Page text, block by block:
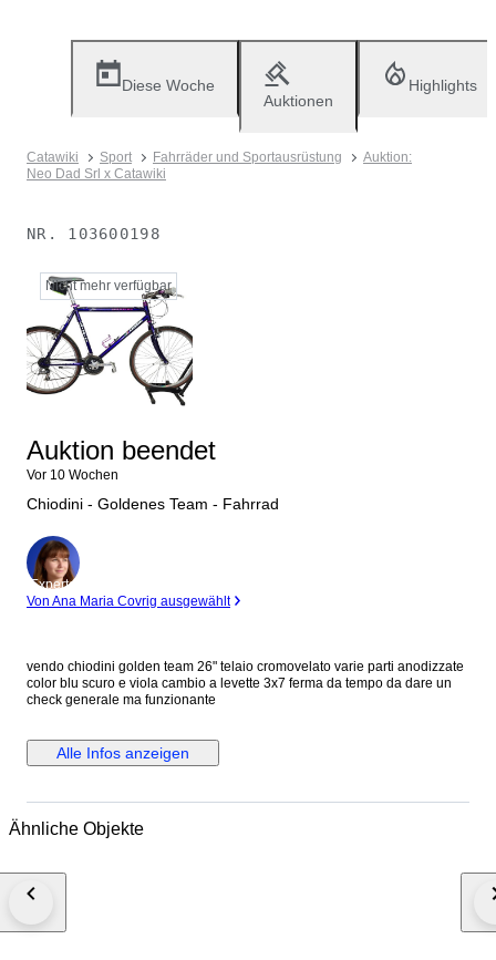
Diese Woche
Auktionen
Highlights
Catawiki Sport Fahrräder und Sportausrüstung
Auktion:
Neo Dad Srl x Catawiki
NR. 103600198
Nicht mehr verfügbar
Auktion beendet
Vor 10 Wochen
Chiodini - Goldenes Team - Fahrrad
Experte
Von Ana Maria Covrig ausgewählt
vendo chiodini golden team 26" telaio cromovelato varie parti anodizzate
color blu scuro e viola cambio a levette 3x7 ferma da tempo da dare un
check generale ma funzionante
Alle Infos anzeigen
Ähnliche Objekte